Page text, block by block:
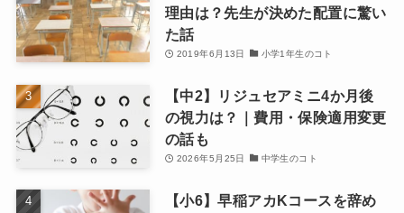
理由は？先生が決めた配置に驚い
た話
2019年6月13日 小学1年生のコト
【中2】リジュセアミニ4か月後
の視力は？｜費用・保険適用変更
の話も
2026年5月25日 中学生のコト
【小6】早稲アカKコースを辞め